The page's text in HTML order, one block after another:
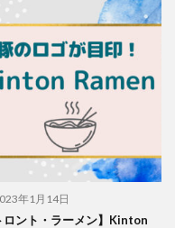
年1月14日
ロント・ラーメン】Kinton